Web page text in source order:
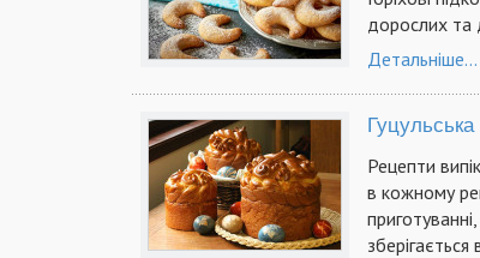
дорослих та
Детальніше...
Гуцульська
Рецепти
в кожному
зберігається